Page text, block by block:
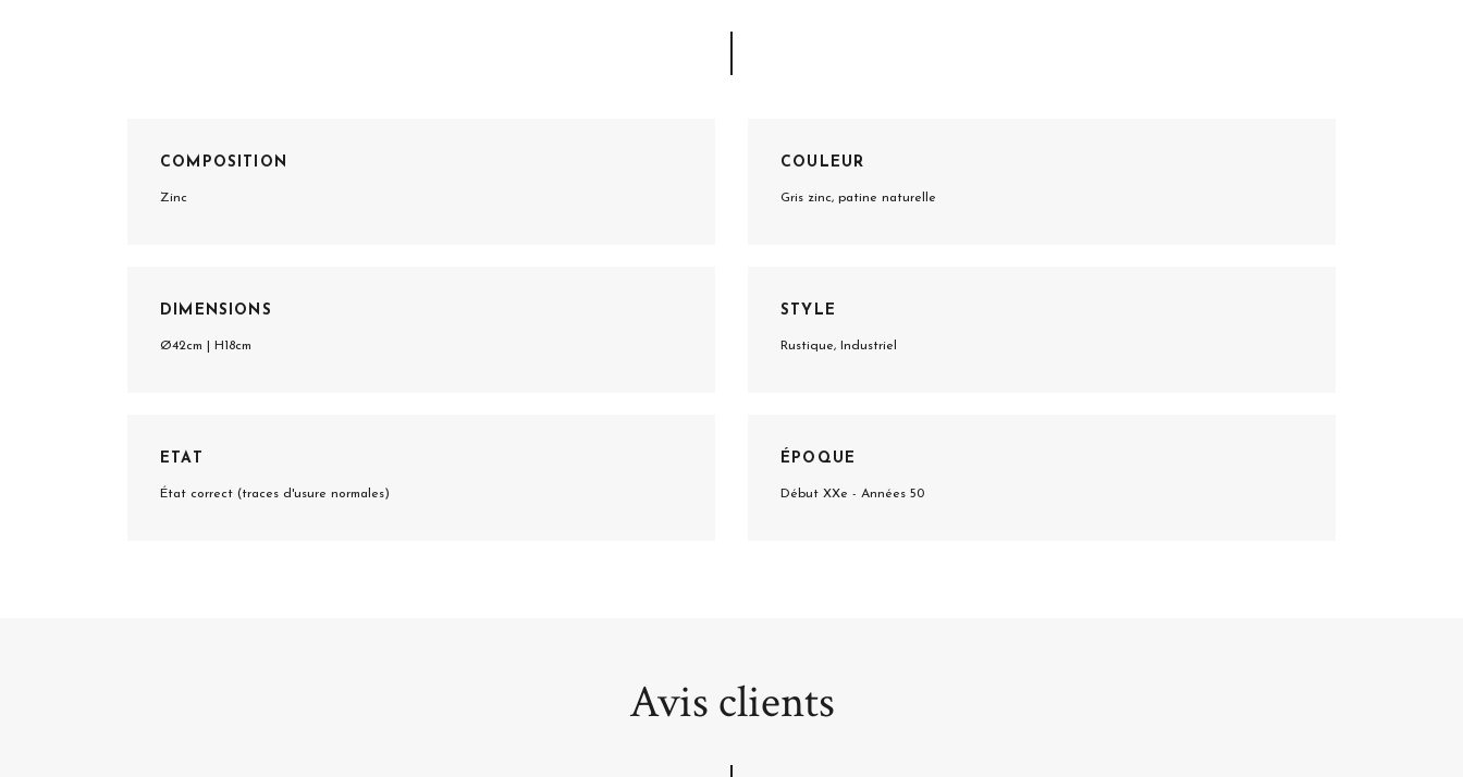
COMPOSITION
Zinc
COULEUR
Gris zinc, patine naturelle
DIMENSIONS
Ø42cm | H18cm
STYLE
Rustique, Industriel
ETAT
État correct (traces d'usure normales)
ÉPOQUE
Début XXe - Années 50
Avis clients